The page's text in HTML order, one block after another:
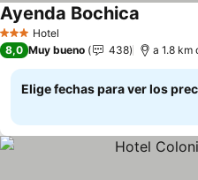
3 Estrellas
Hotel
Ayenda Bochica
8,0 Muy bueno 438 a 1.8 km
Elige fechas para ver los